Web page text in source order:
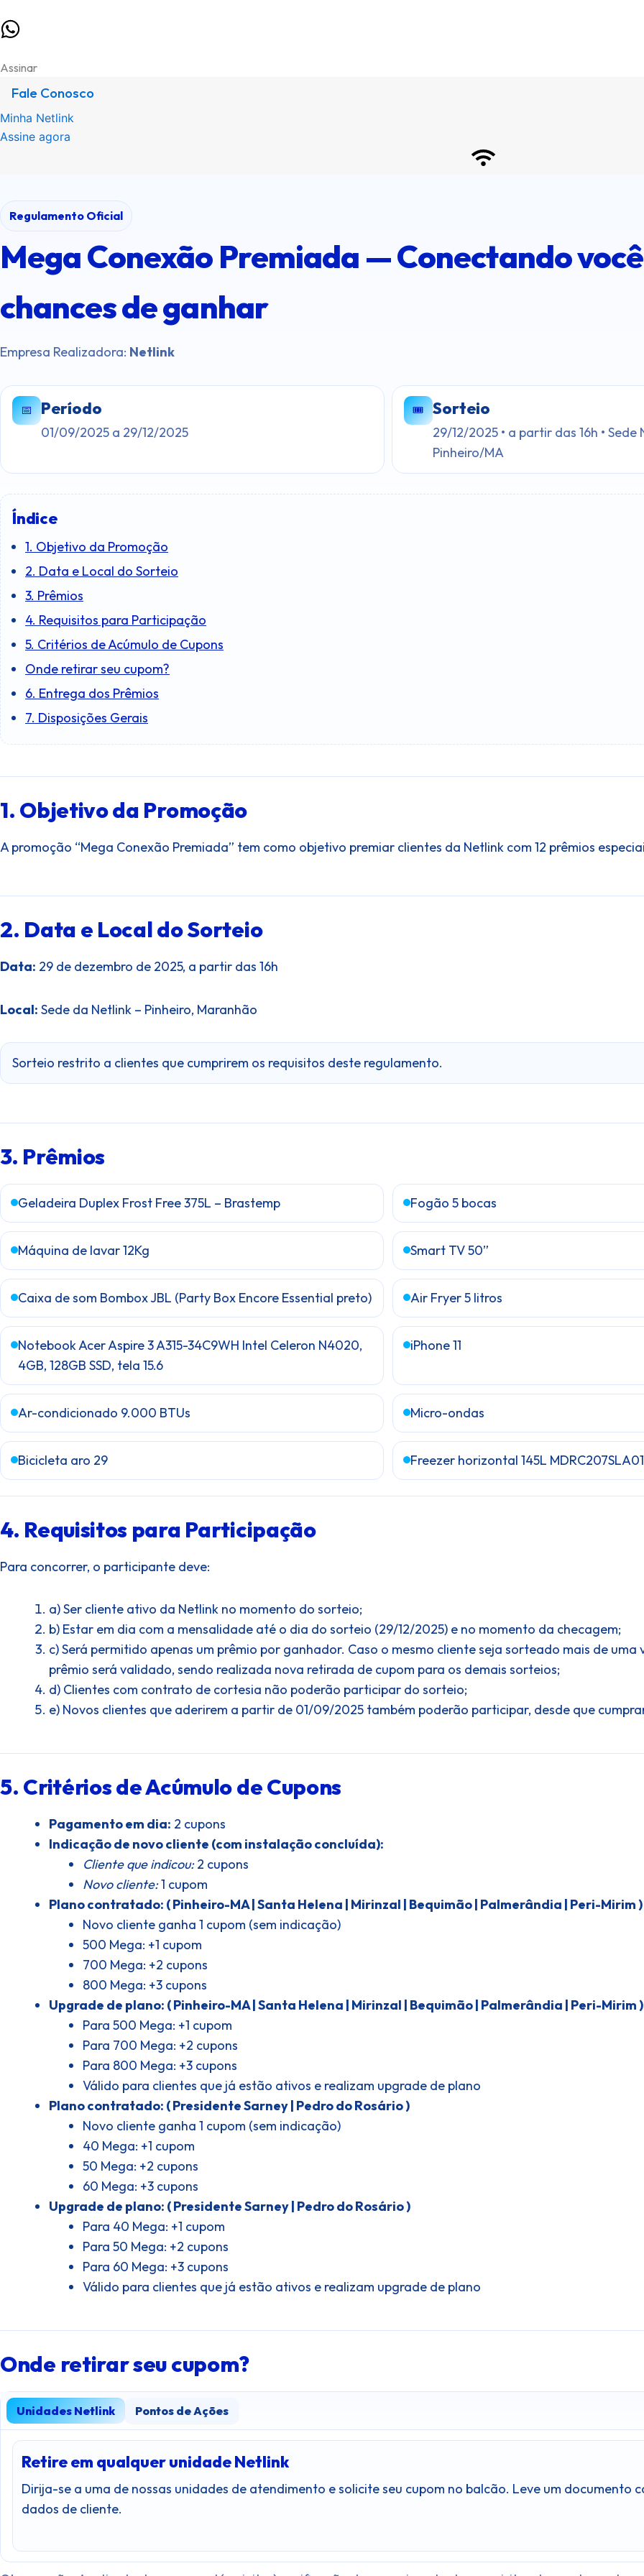
Assinar
Fale Conosco
Minha Netlink
Assine agora
Regulamento Oficial
Mega Conexão Premiada — Conectando você
chances de ganhar
Empresa Realizadora: Netlink
📅 Período
01/09/2025 a 29/12/2025
🎟️ Sorteio
29/12/2025 • a partir das 16h •
Pinheiro/MA
Índice
1. Objetivo da Promoção
2. Data e Local do Sorteio
3. Prêmios
4. Requisitos para Participação
5. Critérios de Acúmulo de Cupons
Onde retirar seu cupom?
6. Entrega dos Prêmios
7. Disposições Gerais
1. Objetivo da Promoção
A promoção “Mega Conexão Premiada” tem como objetivo premiar clientes da Netlink com 12 prêmios
2. Data e Local do Sorteio
Data: 29 de dezembro de 2025, a partir das 16h
Local: Sede da Netlink – Pinheiro, Maranhão
Sorteio restrito a clientes que cumprirem os requisitos deste regulamento.
3. Prêmios
Geladeira Duplex Frost Free 375L – Brastemp Fogão 5 bocas
Máquina de lavar 12Kg Smart TV 50”
Caixa de som Bombox JBL (Party Box Encore Essential preto) Air Fryer 5 litros
Notebook Acer Aspire 3 A315-34C9WH Intel Celeron N4020,
4GB, 128GB SSD, tela 15.6
iPhone 11
Ar-condicionado 9.000 BTUs Micro-ondas
Bicicleta aro 29 Freezer horizontal 145L
4. Requisitos para Participação
Para concorrer, o participante deve:
a) Ser cliente ativo da Netlink no momento do sorteio;
b) Estar em dia com a mensalidade até o dia do sorteio (29/12/2025) e no momento da checagem;
c) Será permitido apenas um prêmio por ganhador. Caso o mesmo cliente seja sorteado mais de uma
prêmio será validado, sendo realizada nova retirada de cupom para os demais sorteios;
d) Clientes com contrato de cortesia não poderão participar do sorteio;
e) Novos clientes que aderirem a partir de 01/09/2025 também poderão participar, desde que
5. Critérios de Acúmulo de Cupons
Pagamento em dia: 2 cupons
Indicação de novo cliente (com instalação concluída):
Cliente que indicou:2 cupons
Novo cliente:1 cupom
Plano contratado: ( Pinheiro-MA | Santa Helena | Mirinzal | Bequimão | Palmerândia | Peri-Mirim )
Novo cliente ganha 1 cupom (sem indicação)
500 Mega: +1 cupom
700 Mega: +2 cupons
800 Mega: +3 cupons
Upgrade de plano: ( Pinheiro-MA | Santa Helena | Mirinzal | Bequimão | Palmerândia | Peri-Mirim )
Para 500 Mega: +1 cupom
Para 700 Mega: +2 cupons
Para 800 Mega: +3 cupons
Válido para clientes que já estão ativos e realizam upgrade de plano
Plano contratado: ( Presidente Sarney | Pedro do Rosário )
Novo cliente ganha 1 cupom (sem indicação)
40 Mega: +1 cupom
50 Mega: +2 cupons
60 Mega: +3 cupons
Upgrade de plano: ( Presidente Sarney | Pedro do Rosário )
Para 40 Mega: +1 cupom
Para 50 Mega: +2 cupons
Para 60 Mega: +3 cupons
Válido para clientes que já estão ativos e realizam upgrade de plano
Onde retirar seu cupom?
Unidades Netlink Pontos de Ações
Retire em qualquer unidade Netlink
Dirija-se a uma de nossas unidades de atendimento e solicite seu cupom no balcão. Leve um documento
dados de cliente.